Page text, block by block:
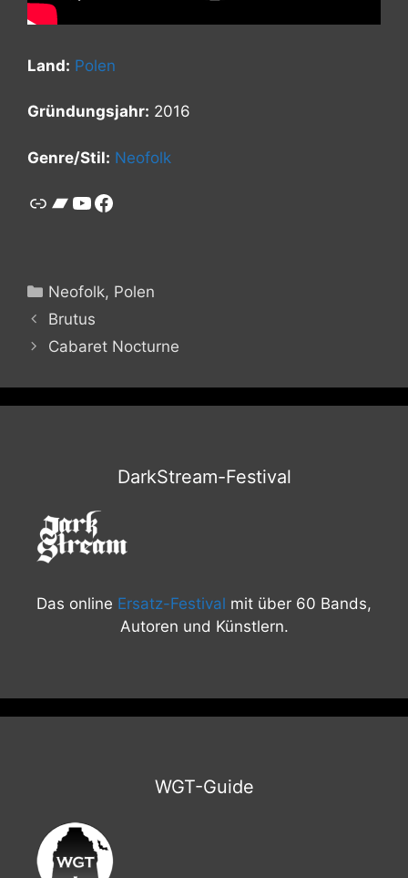
Land: Polen
Gründungsjahr: 2016
Genre/Stil: Neofolk
LinkBandcamp
YouTube
Facebook
Kategorien
Neofolk, Polen
Brutus
Cabaret Nocturne
DarkStream-Festival
Das online Ersatz-Festival mit über 60 Bands,
Autoren und Künstlern.
WGT-Guide